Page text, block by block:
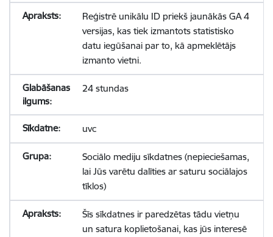
Reģistrē unikālu ID priekš jaunākās GA 4
versijas, kas tiek izmantots statistisko
datu iegūšanai par to, kā apmeklētājs
izmanto vietni.
24 stundas
uvc
Sociālo mediju sīkdatnes (nepieciešamas,
lai Jūs varētu dalīties ar saturu sociālajos
tīklos)
Šīs sīkdatnes ir paredzētas tādu vietņu
un satura koplietošanai, kas jūs interesē